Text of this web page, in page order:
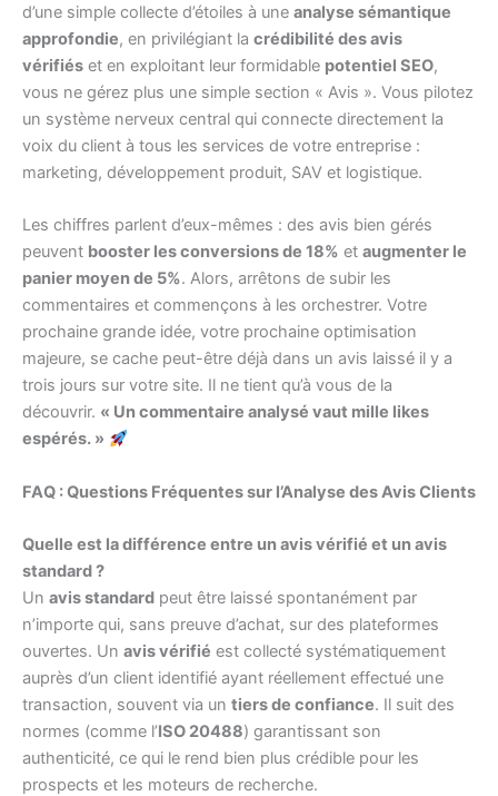
d’une simple collecte d’étoiles à une analyse sémantique
approfondie, en privilégiant la crédibilité des avis
vérifiés et en exploitant leur formidable potentiel SEO,
vous ne gérez plus une simple section « Avis ». Vous pilotez
un système nerveux central qui connecte directement la
voix du client à tous les services de votre entreprise :
marketing, développement produit, SAV et logistique.
Les chiffres parlent d’eux-mêmes : des avis bien gérés
peuvent booster les conversions de 18% et augmenter le
panier moyen de 5%. Alors, arrêtons de subir les
commentaires et commençons à les orchestrer. Votre
prochaine grande idée, votre prochaine optimisation
majeure, se cache peut-être déjà dans un avis laissé il y a
trois jours sur votre site. Il ne tient qu’à vous de la
découvrir. « Un commentaire analysé vaut mille likes
espérés. »
FAQ : Questions Fréquentes sur l’Analyse des Avis Clients
Quelle est la différence entre un avis vérifié et un avis
standard ?
Un avis standard peut être laissé spontanément par
n’importe qui, sans preuve d’achat, sur des plateformes
ouvertes. Un avis vérifié est collecté systématiquement
auprès d’un client identifié ayant réellement effectué une
transaction, souvent via un tiers de confiance. Il suit des
normes (comme l’ISO 20488) garantissant son
authenticité, ce qui le rend bien plus crédible pour les
prospects et les moteurs de recherche.